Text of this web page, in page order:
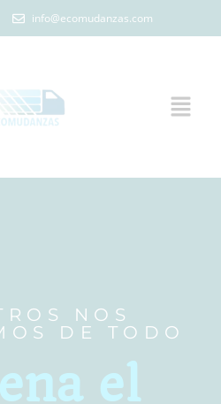
info@ecomudanzas.com
NOS
DE TODO
el